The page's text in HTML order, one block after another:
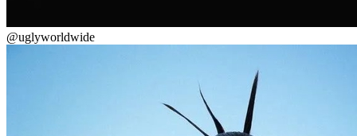
@uglyworldwide